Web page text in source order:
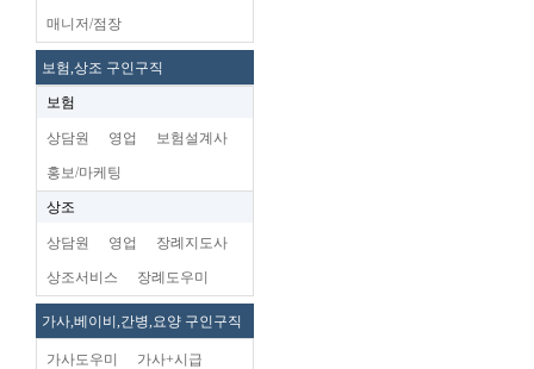
매니저/점장
보험,상조 구인구직
보험
상담원 영업 보험설계사
홍보/마케팅
상조
상담원 영업 장례지도사
상조서비스 장례도우미
가사,베이비,간병,요양 구인구직
가사도우미 가사+시급